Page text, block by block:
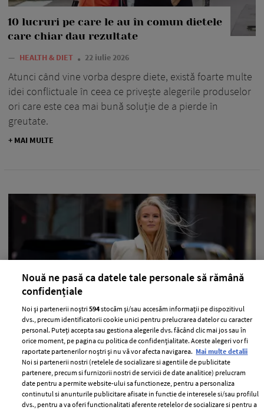
10 lucruri pe care le au în comun dietele
care chiar dau rezultate
— HEALTH & DIET 22 iulie 2026
Atunci când vine vorba despre diete, există foarte multe
idei conflictuale în ceea ce privește alegerile produselor
ori care este cea mai bună soluție de a pierde în
greutate.
+ MAI MULTE
10 moduri simple prin care îți poți
detoxifia organismul în fiecare zi
HEALTH & DIET 22 iulie 2026
Probabil când te gândești la detoxifiere te gândești
automat la sucuri sau tot felul de diete, însă nu este
nevoie de măsuri atât de drastice pentru a-ți ajuta
Nouă ne pasă ca datele tale personale să rămână
confidențiale
Noi și partenerii noștri594stocăm și/sau accesăm informații pe dispozitivul
dvs., precum identificatorii cookie unici pentru prelucrarea datelor cu caracter
personal. Puteți accepta sau gestiona alegerile dvs. făcând clic mai jos sau în
orice moment, pe pagina cu politica de confidențialitate. Aceste alegeri vor fi
raportate partenerilor noștri și nu vă vor afecta navigarea. Mai multe detalii
Noi si partenerii nostri (retelele de socializare si agentiile de publicitate
partenere, precum si furnizorii nostri de servicii de date analitice) prelucram
date pentru a permite website-ului sa functioneze, pentru a personaliza
continutul si anunturile publicitare afisate in functie de interesele si/sau profilul
dvs., pentru a va oferi functionalitati aferente retelelor de socializare si pentru a